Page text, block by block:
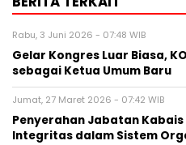
Rabu, 3 Juni 2026 - 07:48 WIB
Gelar Kongres Luar Biasa,
sebagai Ketua Umum Baru
Jumat, 27 Maret 2026 - 07:42 WIB
Penyerahan Jabatan
Integritas dalam Sistem